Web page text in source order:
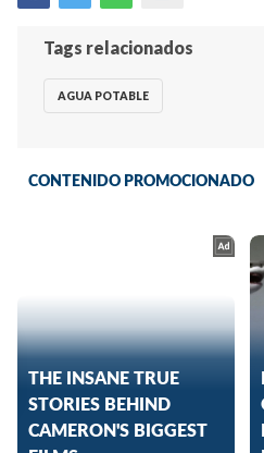
Tags relacionados
AGUA POTABLE